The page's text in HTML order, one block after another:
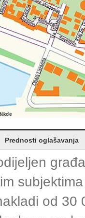
Prednosti oglašavanja
od 30